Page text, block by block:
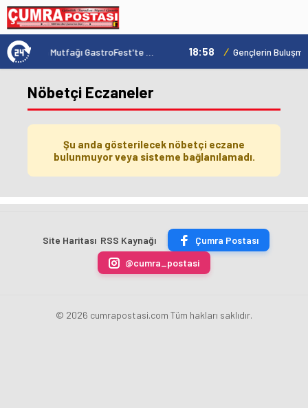
Konya'nın Zengin Mutfağı GastroFest'te Tanıtılacak 18:58 /
Nöbetçi Eczaneler
Şu anda gösterilecek nöbetçi eczane
bulunmuyor veya sisteme bağlanılamadı.
Site Haritası RSS Kaynağı
Çumra Postası
@cumra_postasi
© 2026 cumrapostasi.com Tüm hakları saklıdır.